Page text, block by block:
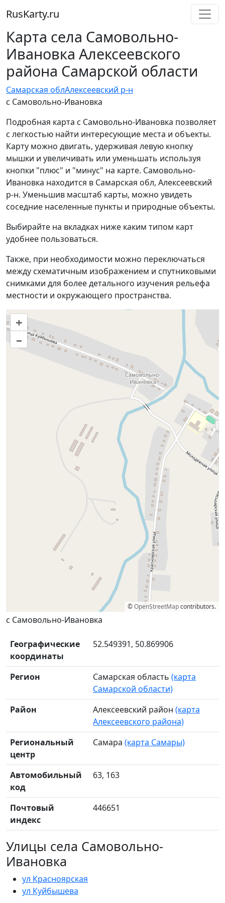
RusKarty.ru
Карта села Самовольно-
Ивановка Алексеевского
района Самарской области
Самарская облАлексеевский р-н
с Самовольно-Ивановка
Подробная карта с Самовольно-Ивановка позволяет
с легкостью найти интересующие места и объекты.
Карту можно двигать, удерживая левую кнопку
мышки и увеличивать или уменьшать используя
кнопки "плюс" и "минус" на карте. Самовольно-
Ивановка находится в Самарская обл, Алексеевский
р-н. Уменьшив масштаб карты, можно увидеть
соседние населенные пункты и природные объекты.
Выбирайте на вкладках ниже каким типом карт
удобнее пользоваться.
Также, при необходимости можно переключаться
между схематичным изображением и спутниковыми
снимками для более детального изучения рельефа
местности и окружающего пространства.
+
–
©OpenStreetMapcontributors.
с Самовольно-Ивановка
Географические
координаты
52.549391, 50.869906
Регион Самарская область (карта
Самарской области)
Район
Алексеевский район (карта
Алексеевского района)
Региональный
центр
Самара (карта Самары)
Автомобильный
код
63, 163
Почтовый
индекс
446651
Улицы села Самовольно-
Ивановка
ул Красноярская
ул Куйбышева